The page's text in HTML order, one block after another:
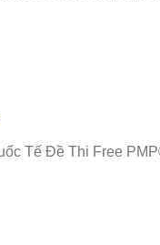
Tế Đề Thi Free